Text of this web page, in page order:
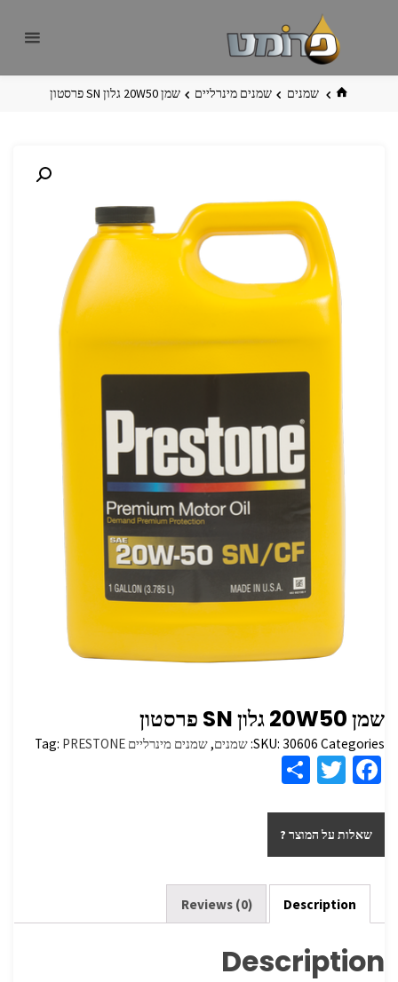
בית שמנים שמנים מינרליים שמן 20W50 גלון SN פרסטון
שמן 20W50 גלון SN פרסטון
SKU: 30606 Categories: שמנים,שמנים מינרליים Tag: PRESTONE
Fa
b
o
o
k
T
tt
er
ar
e
שאלות על המוצר ?
Description
Reviews (0)
Description